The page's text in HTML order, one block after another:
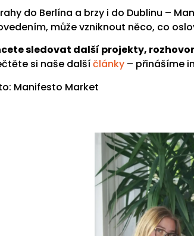
do Berlína a brzy i do Dublinu –
může vzniknout něco, co
sledovat další projekty,
si naše dalšíčlánky – přinášíme
Manifesto Market